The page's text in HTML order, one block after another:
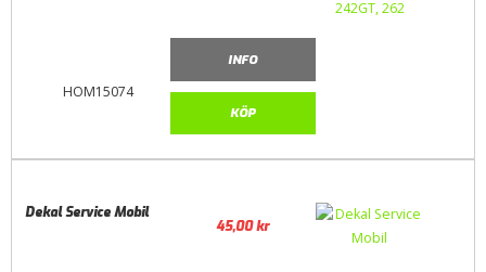
HOM15074
INFO
KÖP
Dekal Service Mobil
45,00kr